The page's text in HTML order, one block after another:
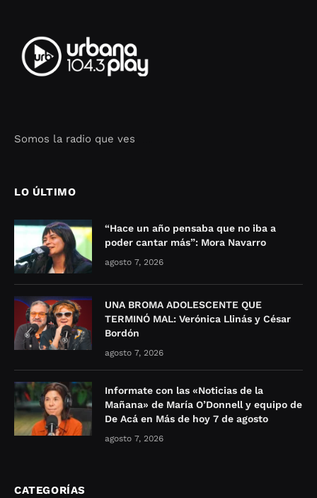
Somos la radio que ves
LO ÚLTIMO
“Hace un año pensaba que no iba a
poder cantar más”: Mora Navarro
agosto 7, 2026
UNA BROMA ADOLESCENTE QUE
TERMINÓ MAL: Verónica Llinás y César
Bordón
agosto 7, 2026
Informate con las «Noticias de la
Mañana» de María O’Donnell y equipo de
De Acá en Más de hoy 7 de agosto
agosto 7, 2026
CATEGORÍAS